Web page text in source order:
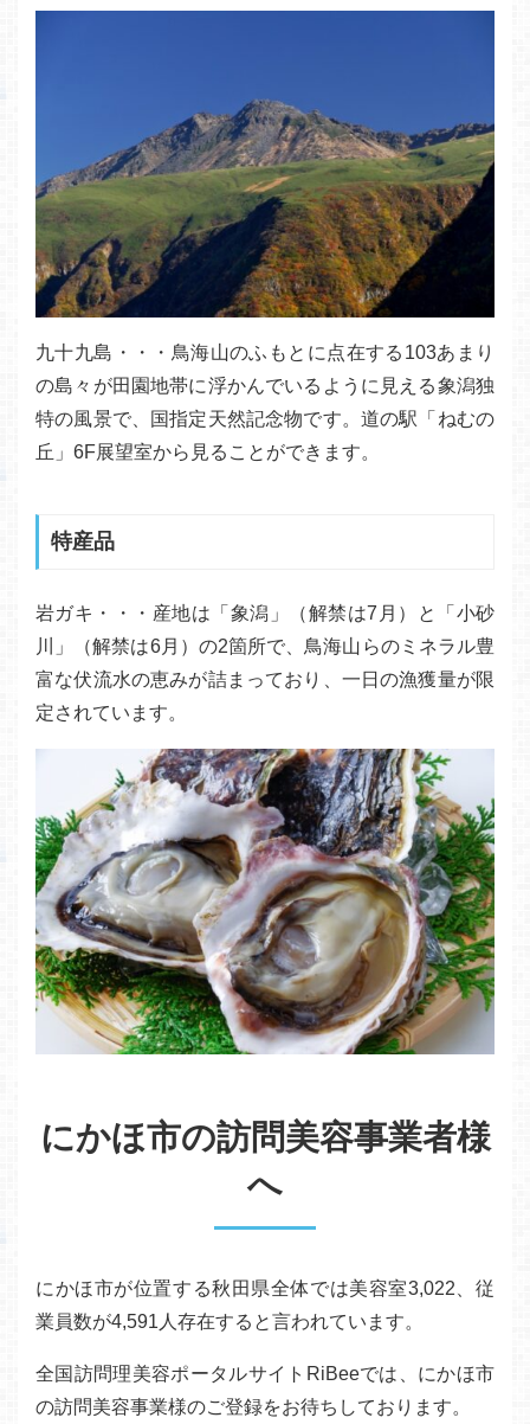
九十九島・・・鳥海山のふもとに点在する103あまり
の島々が田園地帯に浮かんでいるように見える象潟独
特の風景で、国指定天然記念物です。道の駅「ねむの
丘」6F展望室から見ることができます。
特産品
岩ガキ・・・産地は「象潟」（解禁は7月）と「小砂
川」（解禁は6月）の2箇所で、鳥海山らのミネラル豊
富な伏流水の恵みが詰まっており、一日の漁獲量が限
定されています。
にかほ市の訪問美容事業者様
へ
にかほ市が位置する秋田県全体では美容室3,022、従
業員数が4,591人存在すると言われています。
全国訪問理美容ポータルサイトRiBeeでは、にかほ市
の訪問美容事業様のご登録をお待ちしております。